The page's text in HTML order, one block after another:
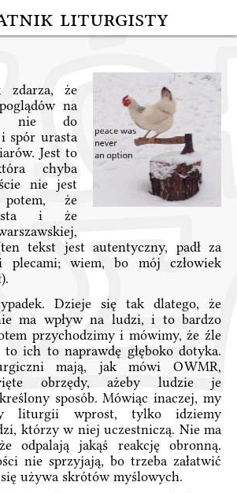
liturgisty
zdarza, że
na
nie do
spór urasta
Jest to
chyba
nie jest
że
i że
tekst jest autentyczny, padł za
plecami; wiem, bo mój człowiek
Dzieje się tak dlatego, że
ma wpływ na ludzi, i to bardzo
przychodzimy i mówimy, że źle
ich to naprawdę głęboko dotyka.
mają, jak mówi OWMR,
obrzędy, ażeby ludzie je
sposób. Mówiąc inaczej, my
liturgii wprost, tylko idziemy
którzy w niej uczestniczą. Nie ma
odpalają jakąś reakcję obronną.
nie sprzyjają, bo trzeba załatwić
używa skrótów myślowych.